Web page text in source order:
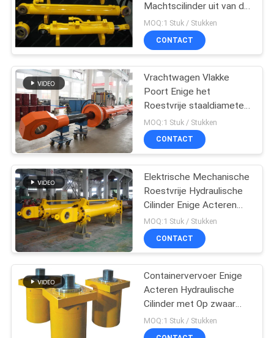
Machtscilinder uit van de
Acteren Hydraulische
Cilinder
MOQ:1 Stuk / Stukken
CONTACT
Vrachtwagen Vlakke
Poort Enige het
Roestvrije staaldiameter
12m van de Acteren
Hydraulische Cilinder
MOQ:1 Stuk / Stukken
CONTACT
Elektrische Mechanische
Roestvrije Hydraulische
Cilinder Enige Acteren
Vlakke Poort
MOQ:1 Stuk / Stukken
CONTACT
Containervervoer Enige
Acteren Hydraulische
Cilinder met Op zwaar
werk berekende de
Lenteterugkeer
MOQ:1 Stuk / Stukken